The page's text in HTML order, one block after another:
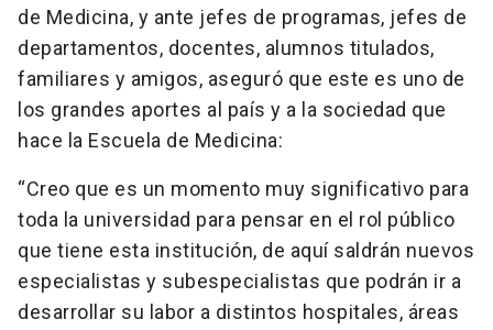
de Medicina, y ante jefes de programas, jefes de
departamentos, docentes, alumnos titulados,
familiares y amigos, aseguró que este es uno de
los grandes aportes al país y a la sociedad que
hace la Escuela de Medicina:
“Creo que es un momento muy significativo para
toda la universidad para pensar en el rol público
que tiene esta institución, de aquí saldrán nuevos
especialistas y subespecialistas que podrán ir a
desarrollar su labor a distintos hospitales, áreas